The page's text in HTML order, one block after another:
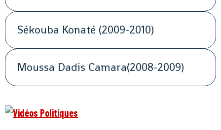
Sékouba Konaté (2009-2010)
Moussa Dadis Camara(2008-2009)